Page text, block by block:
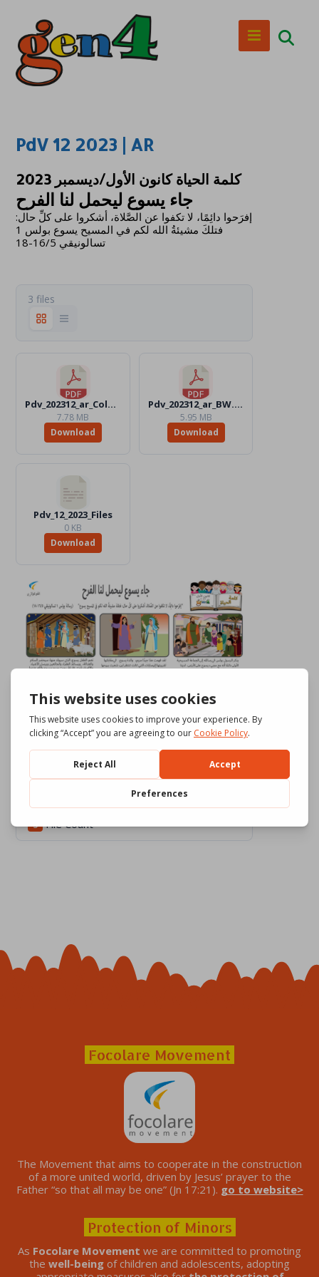
PdV 12 2023 | AR
كلمة الحياة كانون الأول/ديسمبر 2023
جاء يسوع ليحمل لنا الفرح
إفرَحوا دائِمًا، لا تكفوا عن الصَّلاة، أشكروا على كلِّ حال:
فتلكَ مشيئةُ الله لكم في المسيح يسوع بولس 1
تسالونيقي 16/5-18
3 files
Pdv_202312_ar_Color.pdf
7.78 MB
Download
Pdv_202312_ar_BW.pdf
5.95 MB
Download
Pdv_12_2023_Files
0 KB
Download
Download
3 File Count
Focolare Movement
The Movement that aims to cooperate in the construction
of a more united world, driven by Jesus’ prayer to the
Father “so that all may be one” (Jn 17:21). go to website>
Protection of Minors
As Focolare Movement we are committed to promoting
the well-being of children and adolescents, adopting